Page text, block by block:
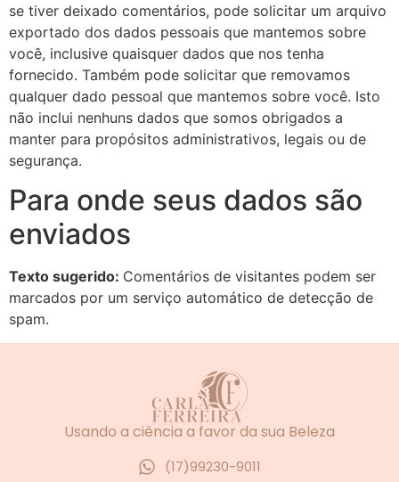
se tiver deixado comentários, pode solicitar um arquivo
exportado dos dados pessoais que mantemos sobre
você, inclusive quaisquer dados que nos tenha
fornecido. Também pode solicitar que removamos
qualquer dado pessoal que mantemos sobre você. Isto
não inclui nenhuns dados que somos obrigados a
manter para propósitos administrativos, legais ou de
segurança.
Para onde seus dados são
enviados
Texto sugerido: Comentários de visitantes podem ser
marcados por um serviço automático de detecção de
spam.
Usando a ciência a favor da sua Beleza
(17)99230-9011